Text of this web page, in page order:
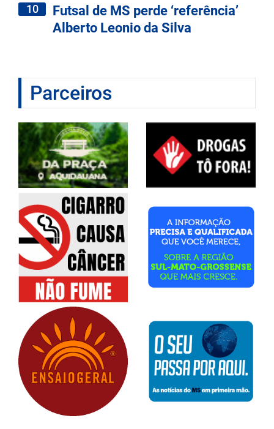
10
Futsal de MS perde ‘referência’
Alberto Leonio da Silva
Parceiros